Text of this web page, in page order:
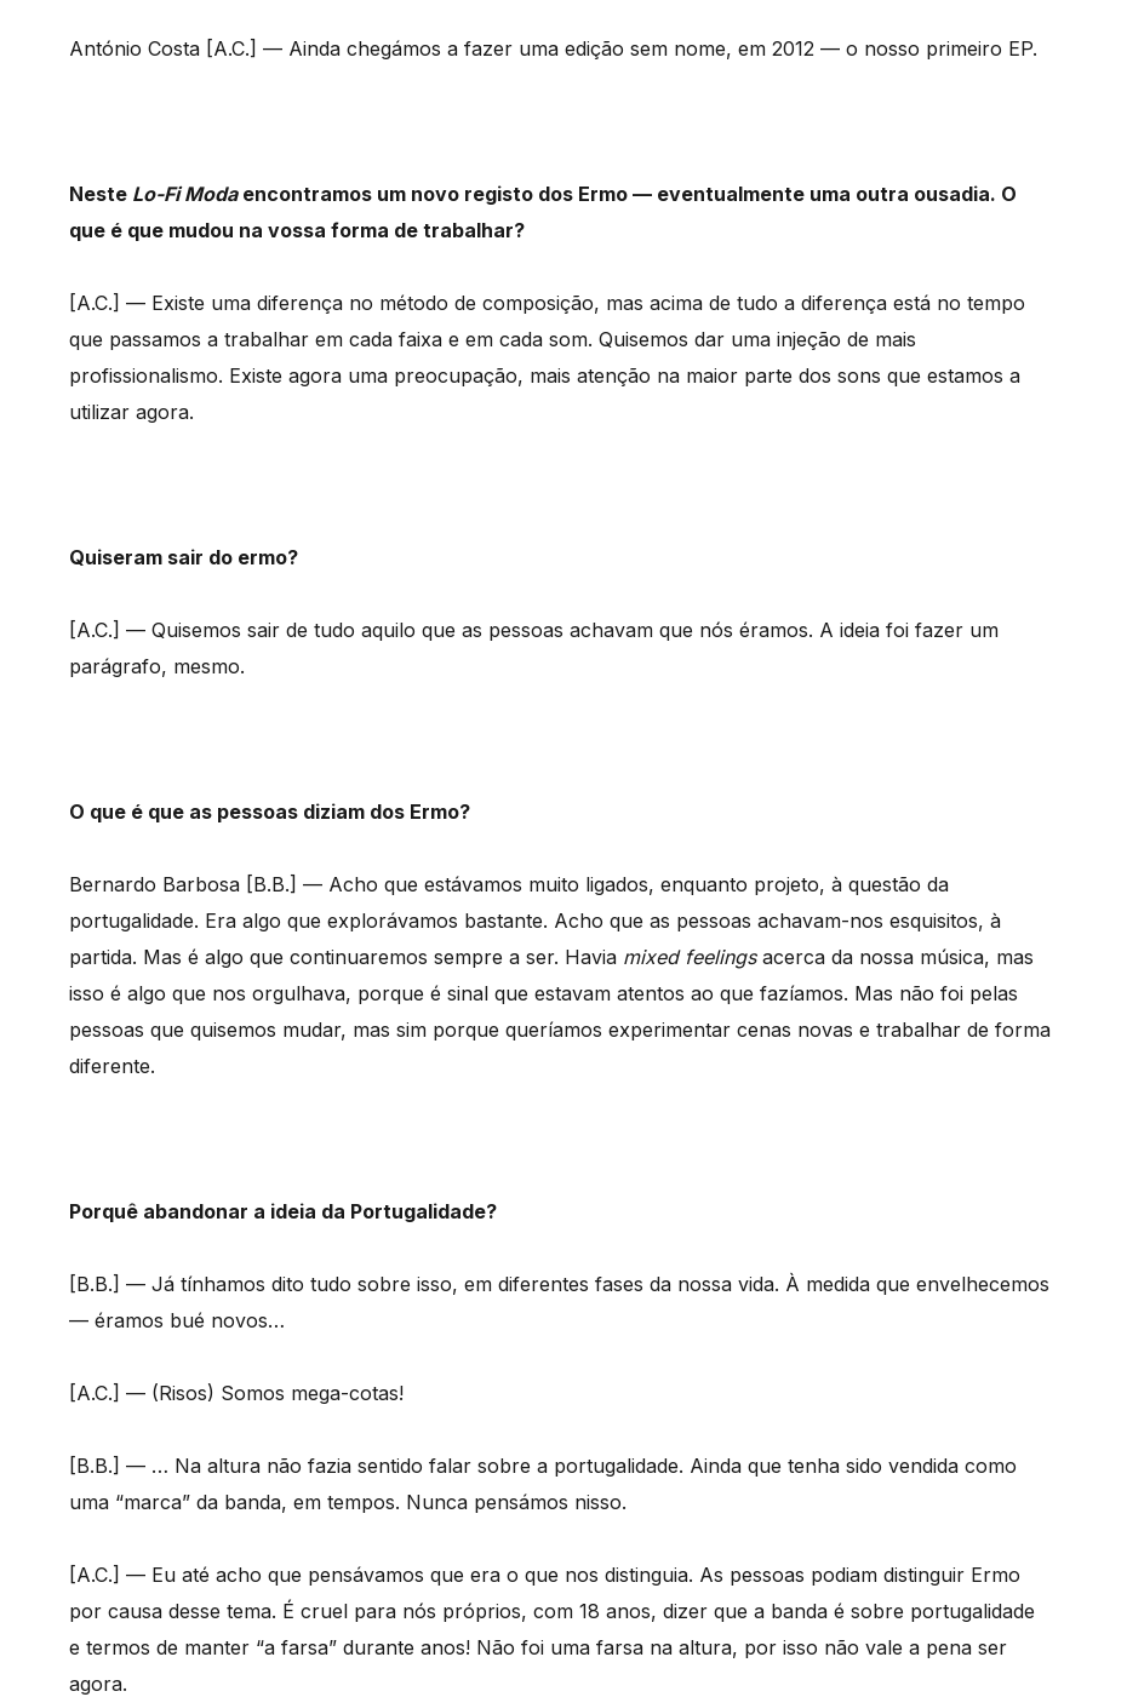
António Costa [A.C.] — Ainda chegámos a fazer uma edição sem nome, em 2012 — o nosso primeiro EP.
Neste Lo-Fi Modaencontramos um novo registo dos Ermo — eventualmente uma outra ousadia. O
que é que mudou na vossa forma de trabalhar?
[A.C.] — Existe uma diferença no método de composição, mas acima de tudo a diferença está no tempo
que passamos a trabalhar em cada faixa e em cada som. Quisemos dar uma injeção de mais
profissionalismo. Existe agora uma preocupação, mais atenção na maior parte dos sons que estamos a
utilizar agora.
Quiseram sair do ermo?
[A.C.] — Quisemos sair de tudo aquilo que as pessoas achavam que nós éramos. A ideia foi fazer um
parágrafo, mesmo.
O que é que as pessoas diziam dos Ermo?
Bernardo Barbosa [B.B.] — Acho que estávamos muito ligados, enquanto projeto, à questão da
portugalidade. Era algo que explorávamos bastante. Acho que as pessoas achavam-nos esquisitos, à
partida. Mas é algo que continuaremos sempre a ser. Havia mixed feelings acerca da nossa música, mas
isso é algo que nos orgulhava, porque é sinal que estavam atentos ao que fazíamos. Mas não foi pelas
pessoas que quisemos mudar, mas sim porque queríamos experimentar cenas novas e trabalhar de forma
diferente.
Porquê abandonar a ideia da Portugalidade?
[B.B.] — Já tínhamos dito tudo sobre isso, em diferentes fases da nossa vida. À medida que envelhecemos
— éramos bué novos…
[A.C.] — (Risos) Somos mega-cotas!
[B.B.] — … Na altura não fazia sentido falar sobre a portugalidade. Ainda que tenha sido vendida como
uma “marca” da banda, em tempos. Nunca pensámos nisso.
[A.C.] — Eu até acho que pensávamos que era o que nos distinguia. As pessoas podiam distinguir Ermo
por causa desse tema. É cruel para nós próprios, com 18 anos, dizer que a banda é sobre portugalidade
e termos de manter “a farsa” durante anos! Não foi uma farsa na altura, por isso não vale a pena ser
agora.